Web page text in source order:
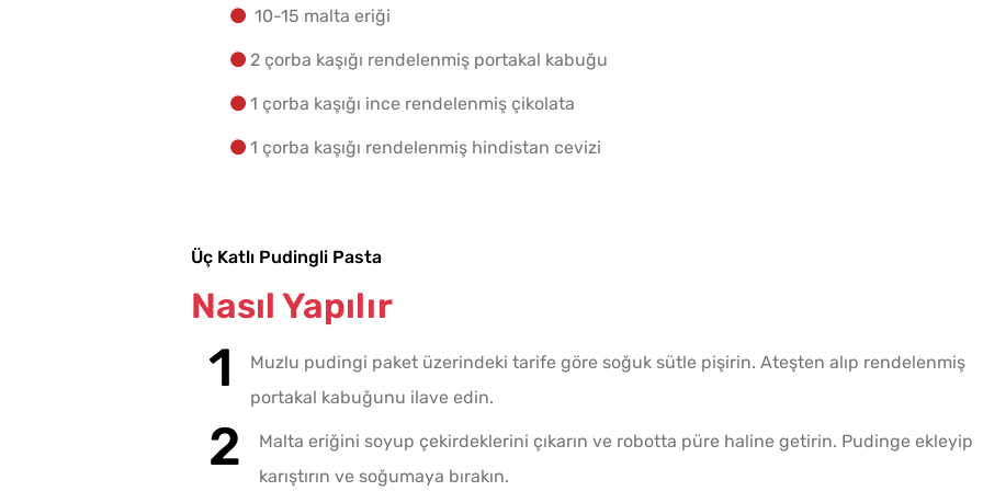
10-15 malta eriği
2 çorba kaşığı rendelenmiş portakal kabuğu
1 çorba kaşığı ince rendelenmiş çikolata
1 çorba kaşığı rendelenmiş hindistan cevizi
Üç Katlı Pudingli Pasta
Nasıl Yapılır
Muzlu pudingi paket üzerindeki tarife göre soğuk sütle pişirin. Ateşten alıp rendelenmiş
portakal kabuğunu ilave edin.
Malta eriğini soyup çekirdeklerini çıkarın ve robotta püre haline getirin. Pudinge ekleyip
karıştırın ve soğumaya bırakın.